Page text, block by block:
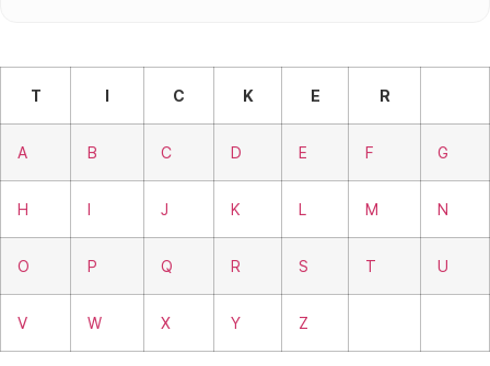
T I C K E R
A B C D E F G
H I J K L M N
O P Q R S T U
V W X Y Z